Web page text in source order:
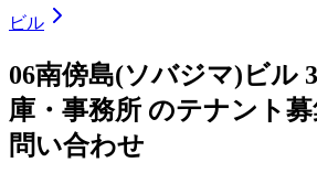
ビル
06南傍島(ソバジマ)ビル
庫・事務所 のテナント
問い合わせ